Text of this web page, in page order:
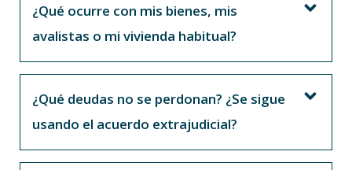
¿Qué ocurre con mis bienes, mis
avalistas o mi vivienda habitual?
¿Qué deudas no se perdonan? ¿Se sigue
usando el acuerdo extrajudicial?